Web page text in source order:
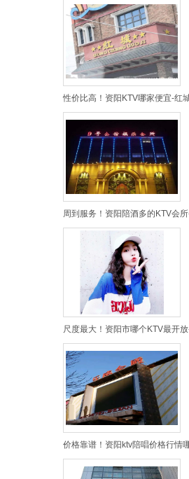
性价比高！资阳KTV哪家便宜-红
周到服务！资阳陪酒多的KTV会
尺度最大！资阳市哪个KTV最开
价格靠谱！资阳ktv陪唱价格行情